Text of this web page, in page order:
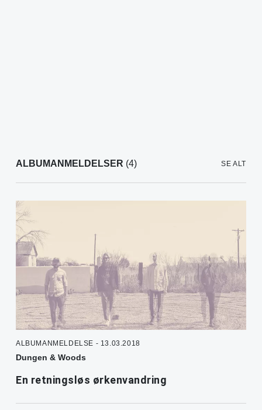
ALBUMANMELDELSER (4) SE ALT
ALBUMANMELDELSE - 13.03.2018
Dungen & Woods
En retningsløs ørkenvandring